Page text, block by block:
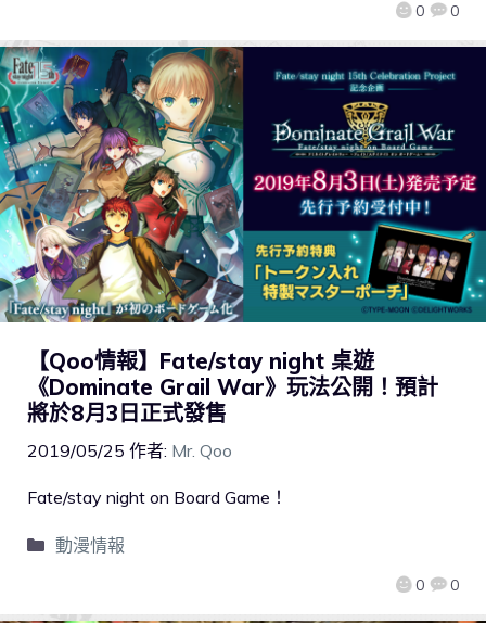
0 0
【Qoo情報】Fate/stay night 桌遊
《Dominate Grail War》玩法公開！預計
將於8月3日正式發售
2019/05/25 作者: Mr. Qoo
0 0
Fate/stay night on Board Game！
動漫情報